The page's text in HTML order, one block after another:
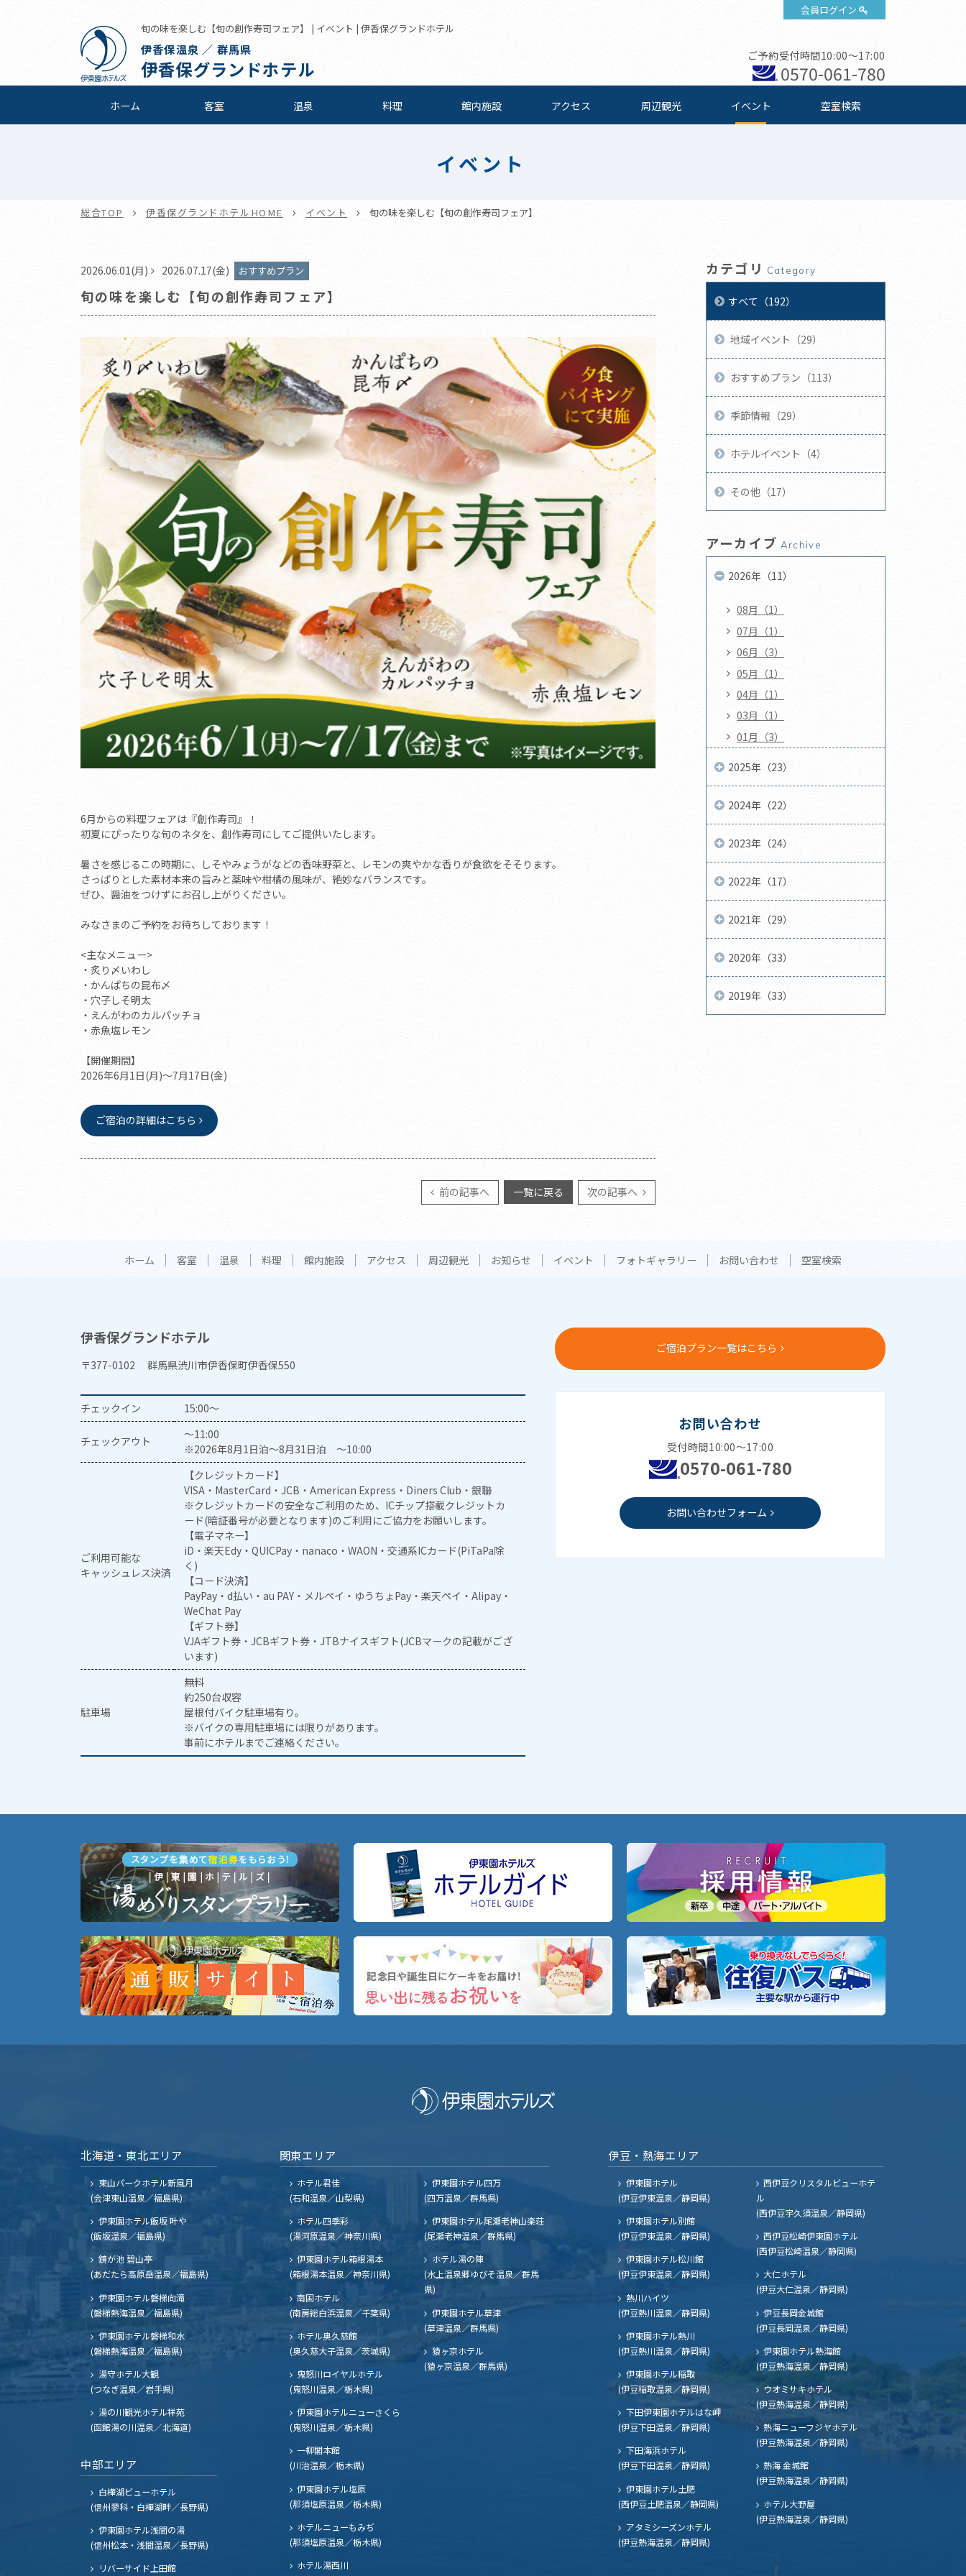
会員ログイン
旬の味を楽しむ【旬の創作寿司フェア】 | イベント | 伊香保グランドホテル
伊香保温泉 ／ 群馬県
伊香保グランドホテル
ご予約受付時間10:00～17:00
0570-061-780
ホーム 客室 温泉 料理 館内施設 アクセス 周辺観光 イベント 空室検索
イベント
総合TOP 伊香保グランドホテルHOME イベント 旬の味を楽しむ【旬の創作寿司フェア】
2026.06.01(月) 2026.07.17(金) おすすめプラン
旬の味を楽しむ【旬の創作寿司フェア】
6月からの料理フェアは『創作寿司』！
初夏にぴったりな旬のネタを、創作寿司にしてご提供いたします。
暑さを感じるこの時期に、しそやみょうがなどの香味野菜と、レモンの爽やかな香りが食欲をそそります。
さっぱりとした素材本来の旨みと薬味や柑橘の風味が、絶妙なバランスです。
ぜひ、醤油をつけずにお召し上がりください。
みなさまのご予約をお待ちしております！
<主なメニュー>
・炙り〆いわし
・かんぱちの昆布〆
・穴子しそ明太
・えんがわのカルパッチョ
・赤魚塩レモン
【開催期間】
2026年6月1日(月)～7月17日(金)
ご宿泊の詳細はこちら
前の記事へ 一覧に戻る 次の記事へ
カテゴリ Category
すべて（192）
地域イベント（29）
おすすめプラン（113）
季節情報（29）
ホテルイベント（4）
その他（17）
アーカイブ Archive
2026年（11）
08月（1）
07月（1）
06月（3）
05月（1）
04月（1）
03月（1）
01月（3）
2025年（23）
2024年（22）
2023年（24）
2022年（17）
2021年（29）
2020年（33）
2019年（33）
ホーム 客室 温泉 料理 館内施設 アクセス 周辺観光 お知らせ イベント フォトギャラリー お問い合わせ 空室検索
伊香保グランドホテル
〒377-0102 群馬県渋川市伊香保町伊香保550
チェックイン 15:00～
チェックアウト
～11:00
※2026年8月1日泊～8月31日泊 ～10:00
ご利用可能な
キャッシュレス決済
【クレジットカード】
VISA・MasterCard・JCB・American Express・Diners Club・銀聯
※クレジットカードの安全なご利用のため、ICチップ搭載クレジットカ
ード(暗証番号が必要となります)のご利用にご協力をお願いします。
【電子マネー】
iD・楽天Edy・QUICPay・nanaco・WAON・交通系ICカード(PiTaPa除
く)
【コード決済】
PayPay・d払い・au PAY・メルペイ・ゆうちょPay・楽天ペイ・Alipay・
WeChat Pay
【ギフト券】
VJAギフト券・JCBギフト券・JTBナイスギフト(JCBマークの記載がござ
います)
駐車場
無料
約250台収容
屋根付バイク駐車場有り。
※バイクの専用駐車場には限りがあります。
事前にホテルまでご連絡ください。
ご宿泊プラン一覧はこちら
お問い合わせ
受付時間10:00～17:00
0570-061-780
お問い合わせフォーム
北海道・東北エリア
東山パークホテル新風月
(会津東山温泉／福島県)
伊東園ホテル飯坂 叶や
(飯坂温泉／福島県)
鏡が池 碧山亭
(あだたら高原岳温泉／福島県)
伊東園ホテル磐梯向滝
(磐梯熱海温泉／福島県)
伊東園ホテル磐梯和水
(磐梯熱海温泉／福島県)
湯守ホテル大観
(つなぎ温泉／岩手県)
湯の川観光ホテル祥苑
(函館湯の川温泉／北海道)
中部エリア
白樺湖ビューホテル
(信州蓼科・白樺湖畔／長野県)
伊東園ホテル浅間の湯
(信州松本・浅間温泉／長野県)
リバーサイド上田館
関東エリア
ホテル君佳
(石和温泉／山梨県)
ホテル四季彩
(湯河原温泉／神奈川県)
伊東園ホテル箱根湯本
(箱根湯本温泉／神奈川県)
南国ホテル
(南房総白浜温泉／千葉県)
ホテル奥久慈館
(奥久慈大子温泉／茨城県)
鬼怒川ロイヤルホテル
(鬼怒川温泉／栃木県)
伊東園ホテルニューさくら
(鬼怒川温泉／栃木県)
一柳閣本館
(川治温泉／栃木県)
伊東園ホテル塩原
(那須塩原温泉／栃木県)
ホテルニューもみぢ
(那須塩原温泉／栃木県)
ホテル湯西川
伊東園ホテル四万
(四万温泉／群馬県)
伊東園ホテル尾瀬老神山楽荘
(尾瀬老神温泉／群馬県)
ホテル湯の陣
(水上温泉郷ゆびそ温泉／群馬
県)
伊東園ホテル草津
(草津温泉／群馬県)
猿ヶ京ホテル
(猿ヶ京温泉／群馬県)
伊豆・熱海エリア
伊東園ホテル
(伊豆伊東温泉／静岡県)
伊東園ホテル別館
(伊豆伊東温泉／静岡県)
伊東園ホテル松川館
(伊豆伊東温泉／静岡県)
熱川ハイツ
(伊豆熱川温泉／静岡県)
伊東園ホテル熱川
(伊豆熱川温泉／静岡県)
伊東園ホテル稲取
(伊豆稲取温泉／静岡県)
下田伊東園ホテルはな岬
(伊豆下田温泉／静岡県)
下田海浜ホテル
(伊豆下田温泉／静岡県)
伊東園ホテル土肥
(西伊豆土肥温泉／静岡県)
西伊豆クリスタルビューホテ
ル
(西伊豆宇久須温泉／静岡県)
西伊豆松崎伊東園ホテル
(西伊豆松崎温泉／静岡県)
大仁ホテル
(伊豆大仁温泉／静岡県)
伊豆長岡金城館
(伊豆長岡温泉／静岡県)
伊東園ホテル熱海館
(伊豆熱海温泉／静岡県)
ウオミサキホテル
(伊豆熱海温泉／静岡県)
熱海ニューフジヤホテル
(伊豆熱海温泉／静岡県)
熱海 金城館
(伊豆熱海温泉／静岡県)
ホテル大野屋
(伊豆熱海温泉／静岡県)
アタミシーズンホテル
(伊豆熱海温泉／静岡県)